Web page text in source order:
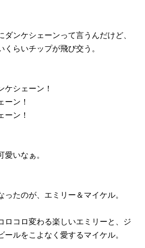
ダンケシェーンって言うんだけど、
くらいチップが飛び交う。
ケシェーン！
ーン！
ーン！
愛いなぁ。
ったのが、エミリー＆マイケル。
ロコロ変わる楽しいエミリーと、ジ
ールをこよなく愛するマイケル。